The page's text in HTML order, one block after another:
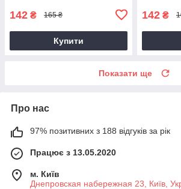
142 ₴ 165 ₴
Купити
142 ₴
Показати ще
Про нас
97% позитивних з 188 відгуків за рік
Працює з 13.05.2020
м. Київ
Днепровская набережная 23, Київ,